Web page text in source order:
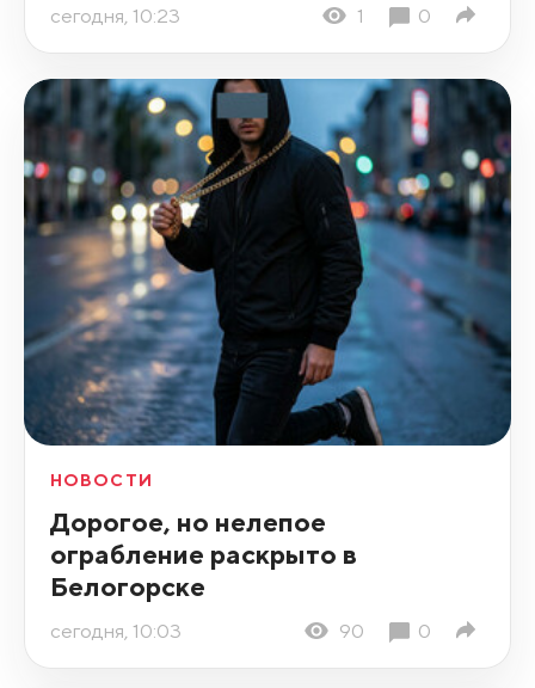
сегодня, 10:23 1 0
НОВОСТИ
Дорогое, но нелепое
ограбление раскрыто в
Белогорске
сегодня, 10:03 90 0